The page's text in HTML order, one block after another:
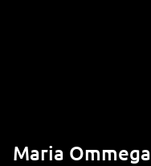
Maria